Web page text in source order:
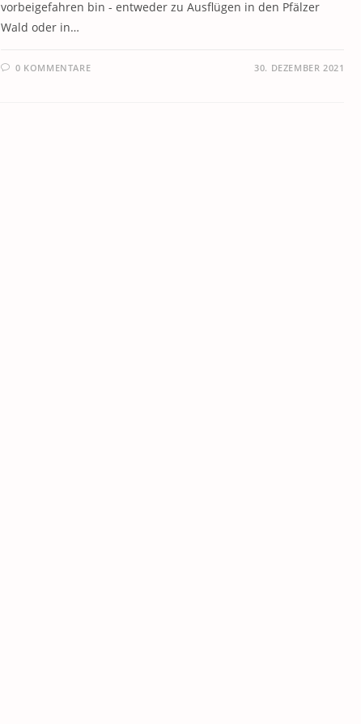
vorbeigefahren bin - entweder zu Ausflügen in den Pfälzer
Wald oder in…
0 KOMMENTARE 30. DEZEMBER 2021